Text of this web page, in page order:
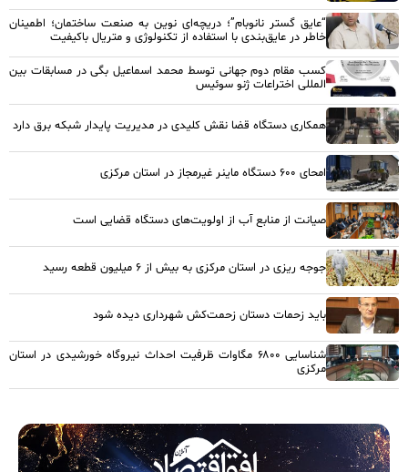
“عایق گستر نانوبام”؛ دریچه‌ای نوین به صنعت ساختمان؛ اطمینان
خاطر در عایق‌بندی با استفاده از تکنولوژی و متریال باکیفیت
کسب مقام دوم جهانی توسط محمد اسماعیل بگی در مسابقات بین
المللی اختراعات ژنو سوئیس
همکاری دستگاه قضا نقش کلیدی در مدیریت پایدار شبکه برق دارد
امحای ۶۰۰ دستگاه ماینر غیرمجاز در استان مرکزی
صیانت از منابع آب از اولویت‌های دستگاه قضایی است
جوجه ریزی در استان مرکزی به بیش از ۶ میلیون قطعه رسید
باید زحمات دستان زحمت‌کش شهرداری دیده شود
شناسایی ۶۸۰۰ مگاوات ظرفیت احداث نیروگاه خورشیدی در استان
مرکزی